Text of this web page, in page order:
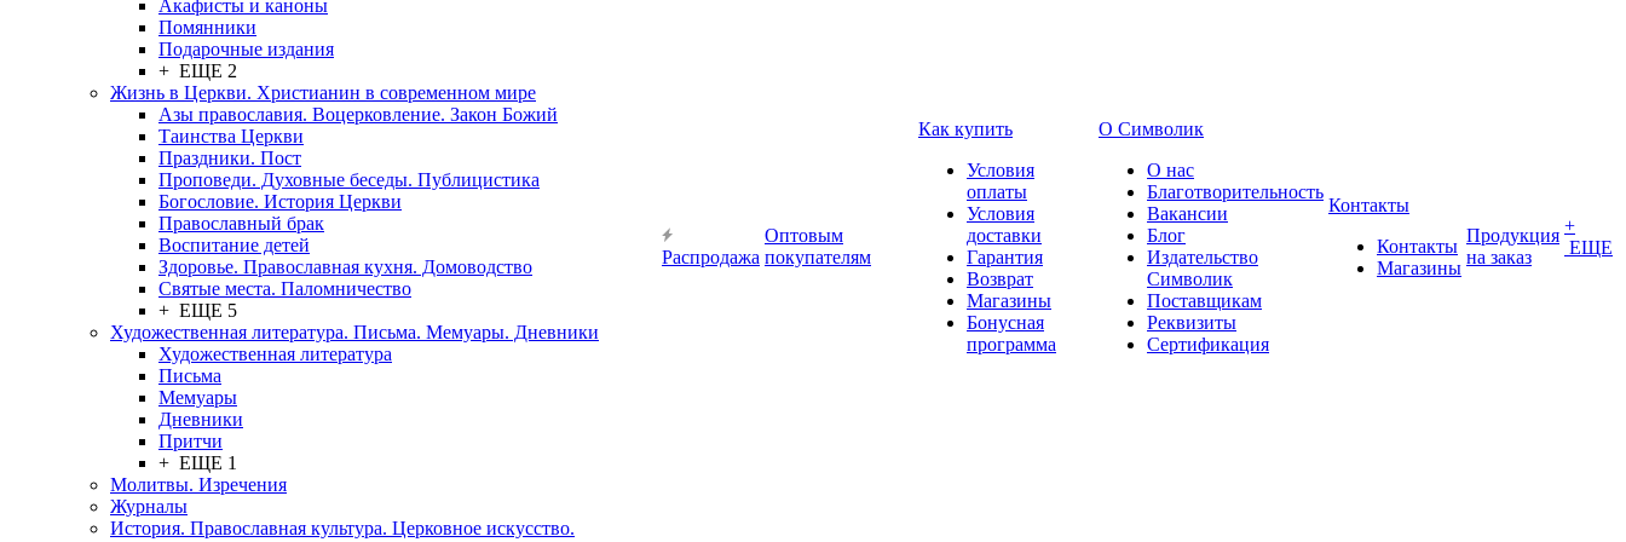
Акафисты и каноны
Помянники
Подарочные издания
+ ЕЩЕ 2
Жизнь в Церкви. Христианин в современном мире
Азы православия. Воцерковление. Закон Божий
Таинства Церкви
Праздники. Пост
Проповеди. Духовные беседы. Публицистика
Богословие. История Церкви
Православный брак
Воспитание детей
Здоровье. Православная кухня. Домоводство
Святые места. Паломничество
+ ЕЩЕ 5
Художественная литература. Письма. Мемуары. Дневники
Художественная литература
Письма
Мемуары
Дневники
Притчи
+ ЕЩЕ 1
Молитвы. Изречения
Журналы
История. Православная культура. Церковное искусство.
Распродажа
Оптовым
покупателям
Как купить
Условия
оплаты
Условия
доставки
Гарантия
Возврат
Магазины
Бонусная
программа
О Символик
О нас
Благотворительность
Вакансии
Блог
Издательство
Символик
Поставщикам
Реквизиты
Сертификация
Контакты
Контакты
Магазины
Продукция
на заказ
+
ЕЩЕ